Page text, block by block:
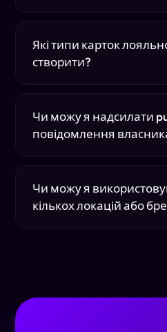
Які типи карток
створити?
Чи можу я надсилати
повідомлення
Чи можу я
кількох локацій або